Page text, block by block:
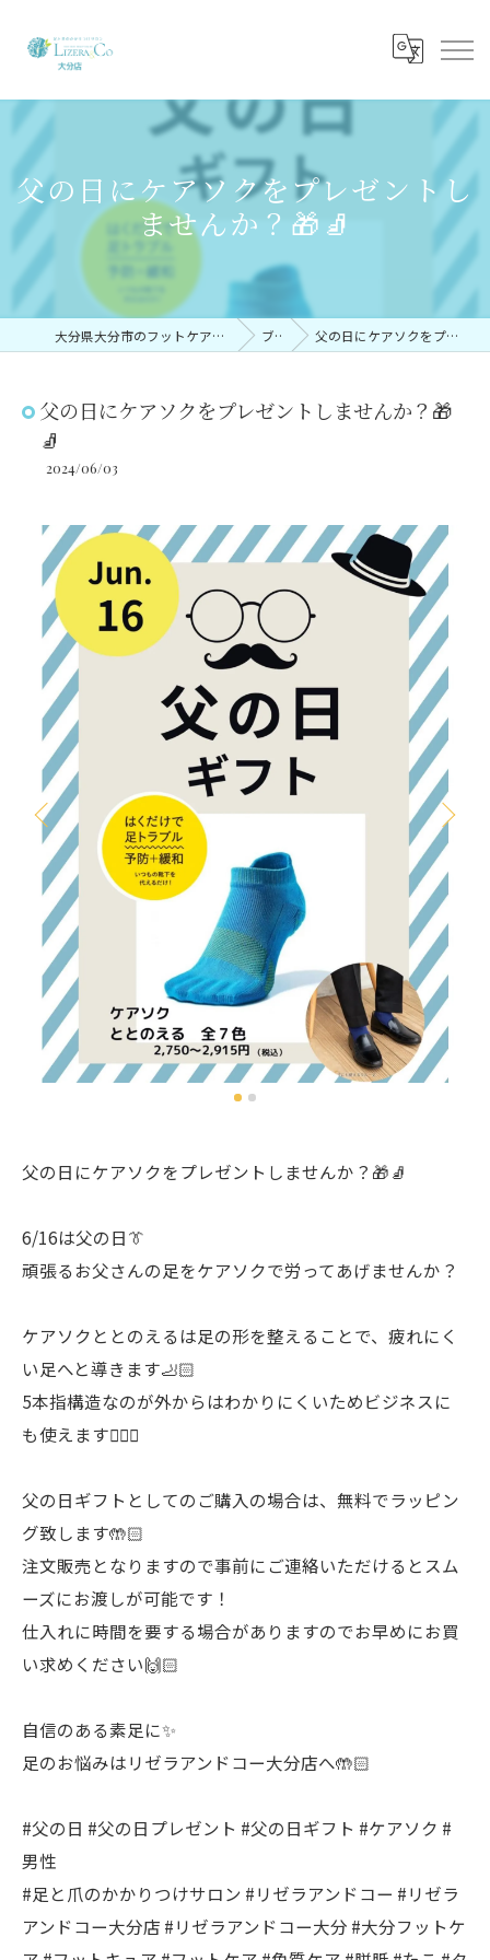
父の日にケアソクをプレゼントし
ませんか？🎁🧦
大分県大分市のフットケアならリゼラアンドコー大分店 ブログ 父の日にケアソクをプレゼントしませんか？🎁🧦
父の日にケアソクをプレゼントしませんか？🎁
🧦
2024/06/03
父の日にケアソクをプレゼントしませんか？🎁🧦
6/16は父の日👔
頑張るお父さんの足をケアソクで労ってあげませんか？
ケアソクととのえるは足の形を整えることで、疲れにく
い足へと導きます🦶🏻
5本指構造なのが外からはわかりにくいためビジネスに
も使えます🙆🏻‍♀️
父の日ギフトとしてのご購入の場合は、無料でラッピン
グ致します🤲🏻
注文販売となりますので事前にご連絡いただけるとスム
ーズにお渡しが可能です！
仕入れに時間を要する場合がありますのでお早めにお買
い求めください🙌🏻
自信のある素足に✨
足のお悩みはリゼラアンドコー大分店へ🤲🏻
#父の日 #父の日プレゼント #父の日ギフト #ケアソク #
男性
#足と爪のかかりつけサロン #リゼラアンドコー #リゼラ
アンドコー大分店 #リゼラアンドコー大分 #大分フットケ